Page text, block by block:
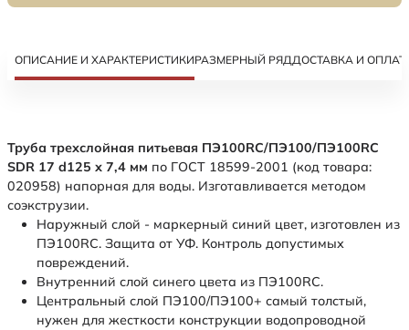
ОПИСАНИЕ И ХАРАКТЕРИСТИКИРАЗМЕРНЫЙ РЯДДОСТАВКА И
Труба трехслойная питьевая ПЭ100RC/ПЭ100/ПЭ100RC
SDR 17 d125 х 7,4 мм по ГОСТ 18599-2001 (код товара:
020958) напорная для воды. Изготавливается методом
соэкструзии.
Наружный слой - маркерный синий цвет, изготовлен из
ПЭ100RC. Защита от УФ. Контроль допустимых
повреждений.
Внутренний слой синего цвета из ПЭ100RC.
Центральный слой ПЭ100/ПЭ100+ самый толстый,
нужен для жесткости конструкции водопроводной